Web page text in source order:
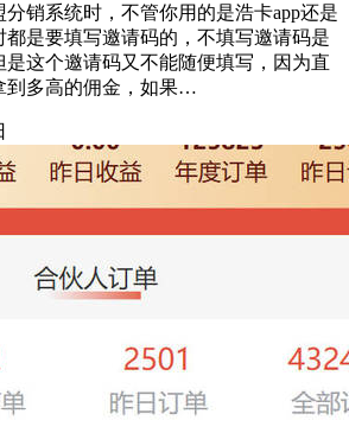
销系统时，不管你用的是浩卡app还是
都是要填写邀请码的，不填写邀请码是
是这个邀请码又不能随便填写，因为直
到多高的佣金，如果…